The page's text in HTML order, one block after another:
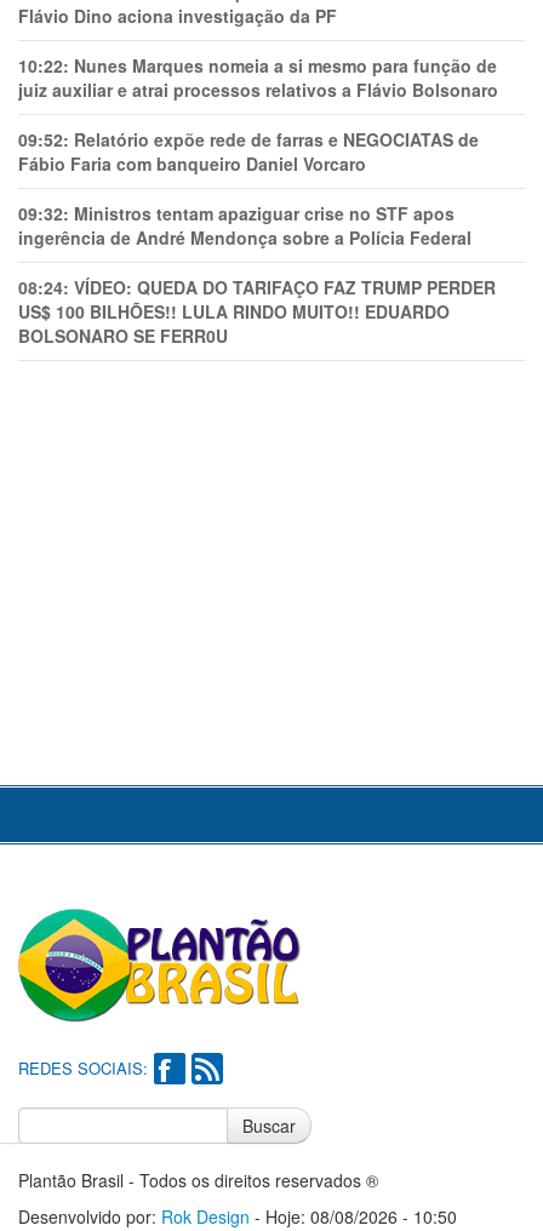
Flávio Dino aciona investigação da PF
10:22: Nunes Marques nomeia a si mesmo para função de
juiz auxiliar e atrai processos relativos a Flávio Bolsonaro
09:52: Relatório expõe rede de farras e NEGOCIATAS de
Fábio Faria com banqueiro Daniel Vorcaro
09:32: Ministros tentam apaziguar crise no STF apos
ingerência de André Mendonça sobre a Polícia Federal
08:24: VÍDEO: QUEDA DO TARIFAÇO FAZ TRUMP PERDER
US$ 100 BILHÕES!! LULA RINDO MUITO!! EDUARDO
BOLSONARO SE FERR0U
REDES SOCIAIS:
Buscar
Plantão Brasil - Todos os direitos reservados ®
Desenvolvido por: Rok Design - Hoje: 08/08/2026 - 10:50